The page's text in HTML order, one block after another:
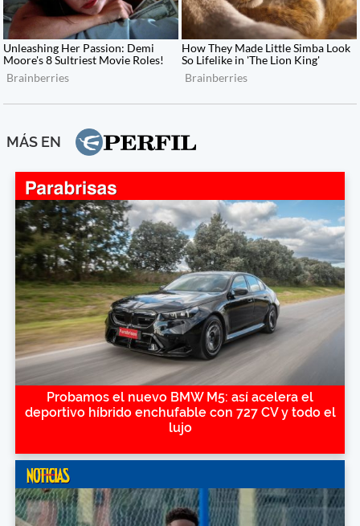
MÁS EN
Probamos el nuevo BMW M5: así acelera el
deportivo híbrido enchufable con 727 CV y todo el
lujo